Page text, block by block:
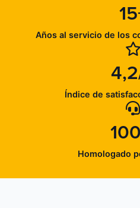
Años al servicio de los
Índice de
Homologado